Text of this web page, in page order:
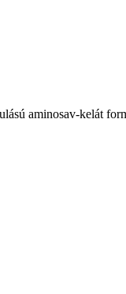
aminosav-kelát